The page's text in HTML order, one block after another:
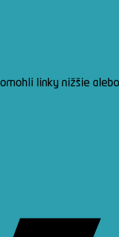
linky nižšie